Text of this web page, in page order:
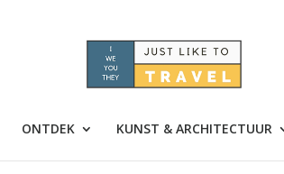
ONTDEK KUNST & ARCHITECTUUR